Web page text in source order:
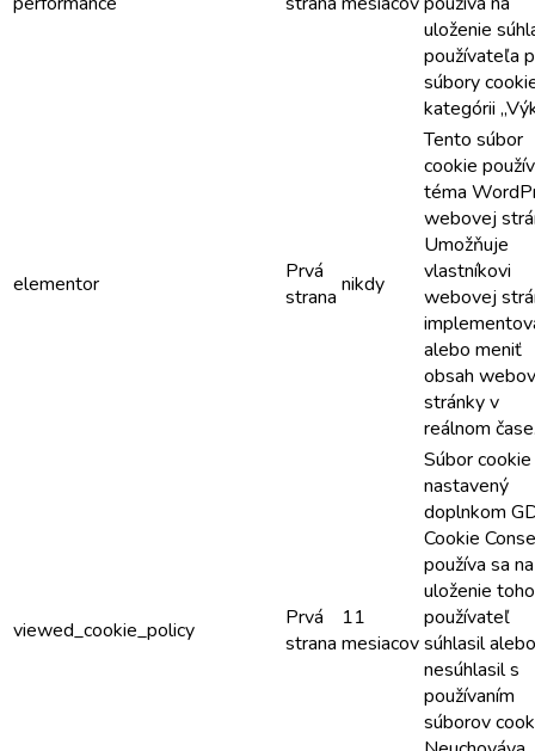
uloženie
používateľa
súbory
kategórii
elementor
Prvá
strana nikdy
Tento súbor
cookie
téma
webovej
Umožňuje
vlastníkovi
webovej
alebo meniť
obsah
stránky v
reálnom
viewed_cookie_policy
Prvá
strana
11
mesiacov
Súbor
nastavený
doplnkom
Cookie
používa sa na
uloženie
používateľ
súhlasil alebo
nesúhlasil s
používaním
súborov